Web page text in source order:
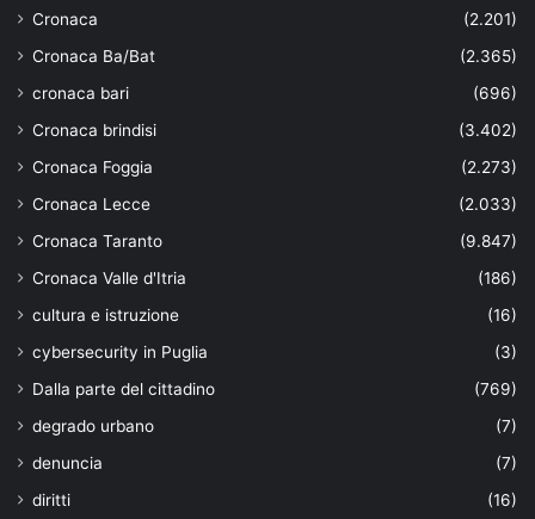
Cronaca
(2.201)
Cronaca Ba/Bat
(2.365)
cronaca bari
(696)
Cronaca brindisi
(3.402)
Cronaca Foggia
(2.273)
Cronaca Lecce
(2.033)
Cronaca Taranto
(9.847)
Cronaca Valle d'Itria
(186)
cultura e istruzione
(16)
cybersecurity in Puglia
(3)
Dalla parte del cittadino
(769)
degrado urbano
(7)
denuncia
(7)
diritti
(16)